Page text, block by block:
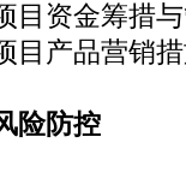
资金筹措与
产品营销
险防控